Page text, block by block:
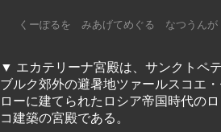
くーぽるを みあげてめぐる なつうんが
▼ エカテリーナ宮殿は、サンクトペ
ブルク郊外の避暑地ツァールスコエ
ローに建てられたロシア帝国時代の
コ建築の宮殿である。